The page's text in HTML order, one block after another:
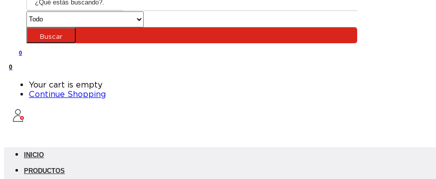
Buscar
0
0
Your cart is empty
Continue Shopping
INICIO
PRODUCTOS